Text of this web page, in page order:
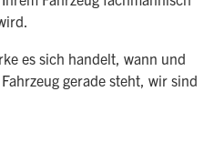
es sich handelt, wann und
gerade steht, wir sind